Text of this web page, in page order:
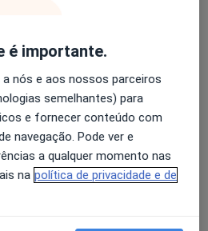
Presenciais ou por
da Maia ou diretamente na
do seu lar, poderá ter
de psicologia ou sessões de
confiança e tranquilidade.
é importante.
nós e aos nossos parceiros
semelhantes) para
e fornecer conteúdo com
navegação. Pode ver e
a qualquer momento nas
na política de privacidade e de